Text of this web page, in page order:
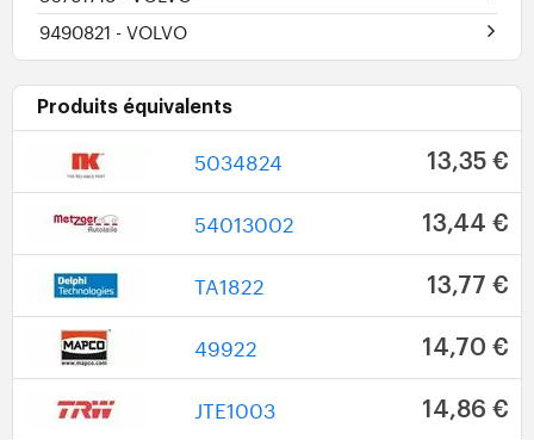
9490821 - VOLVO
Produits équivalents
5034824 13,35 €
54013002 13,44 €
TA1822 13,77 €
49922 14,70 €
JTE1003 14,86 €